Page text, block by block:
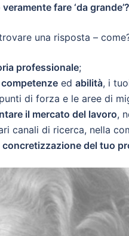
fare ‘da
una risposta –
professionale;
competenze ed abilità, i
di forza e le aree di
il mercato del lavoro,
canali di ricerca, nella
concretizzazione del tuo